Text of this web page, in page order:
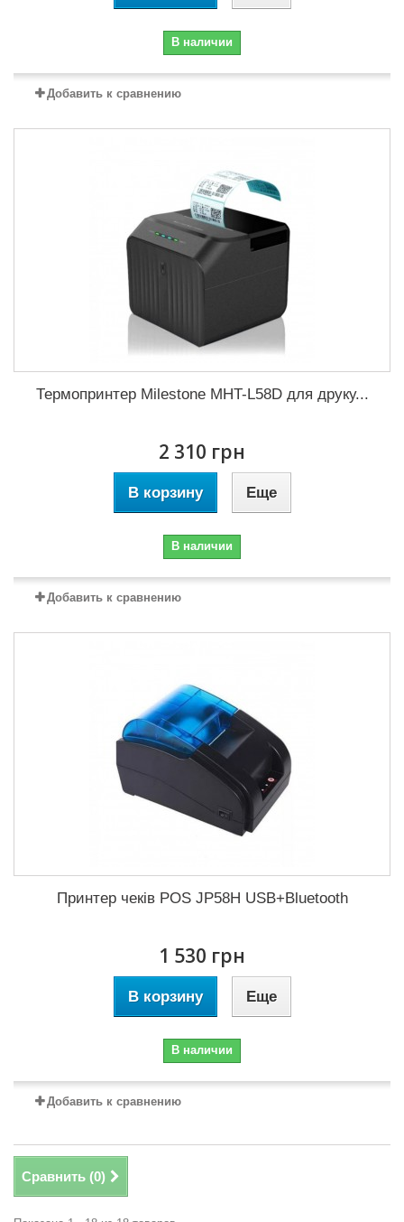
В наличии
Добавить к сравнению
Термопринтер Milestone MHT-L58D для друку...
2 310 грн
В корзину Еще
В наличии
Добавить к сравнению
Принтер чеків POS JP58H USB+Bluetooth
1 530 грн
В корзину Еще
В наличии
Добавить к сравнению
Сравнить (0)